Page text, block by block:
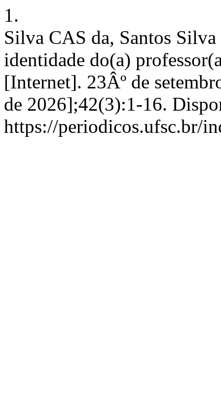
1.
Silva CAS da, Santos
identidade do(a)
[Internet]. 23Âº de
de 2026];42(3):1-16.
https://periodicos.ufsc.br/